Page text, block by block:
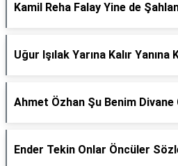
Kamil Reha Falay Yine de
Uğur Işılak Yarına Kalır
Ahmet Özhan Şu Benim
Ender Tekin Onlar Öncüler